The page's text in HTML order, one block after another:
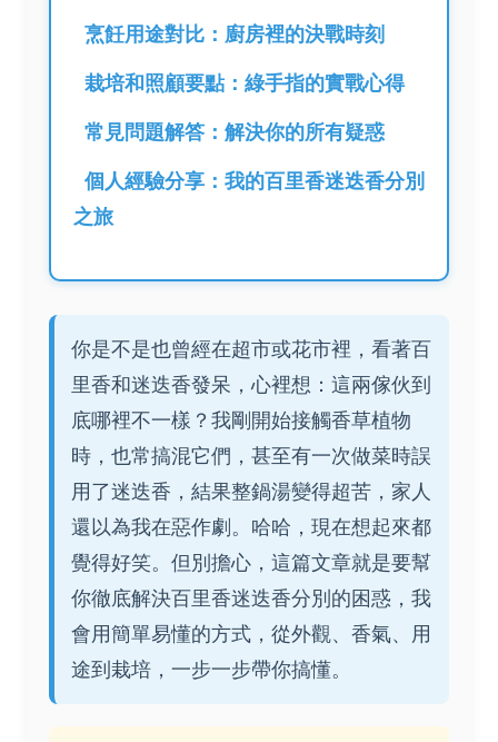
烹飪用途對比：廚房裡的決戰時刻
栽培和照顧要點：綠手指的實戰心得
常見問題解答：解決你的所有疑惑
個人經驗分享：我的百里香迷迭香分別
之旅
你是不是也曾經在超市或花市裡，看著百
里香和迷迭香發呆，心裡想：這兩傢伙到
底哪裡不一樣？我剛開始接觸香草植物
時，也常搞混它們，甚至有一次做菜時誤
用了迷迭香，結果整鍋湯變得超苦，家人
還以為我在惡作劇。哈哈，現在想起來都
覺得好笑。但別擔心，這篇文章就是要幫
你徹底解決百里香迷迭香分別的困惑，我
會用簡單易懂的方式，從外觀、香氣、用
途到栽培，一步一步帶你搞懂。